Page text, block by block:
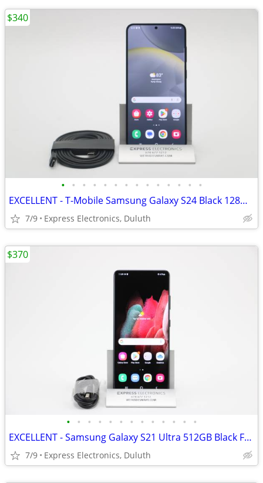
• • • • • • • • • • • • • •
EXCELLENT - T-Mobile Samsung Galaxy S24 Black 128GB *T-Mob/Metro*
7/9 Express Electronics, Duluth
$340
• • • • • • • • • • • • •
EXCELLENT - Samsung Galaxy S21 Ultra 512GB Black FACTORY UNLOCKED
7/9 Express Electronics, Duluth
$370